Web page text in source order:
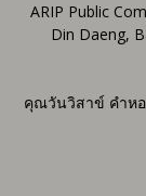
ARIP Public
Din Daeng,
คุณวันวิสาข์ คำห